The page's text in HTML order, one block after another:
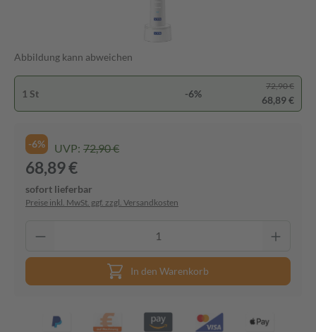
Abbildung kann abweichen
1 St -6%
72,90 €
68,89 €
-6% UVP: 72,90 €
68,89 €
sofort lieferbar
Preise inkl. MwSt. ggf. zzgl. Versandkosten
In den Warenkorb